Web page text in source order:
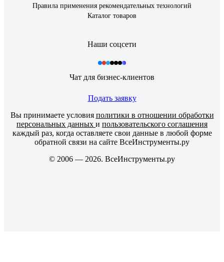
Правила применения рекомендательных технологий
Каталог товаров
Наши соцсети
Чат для бизнес-клиентов
Подать заявку
Вы принимаете условия политики в отношении обработки
персональных данных и пользовательского соглашения
каждый раз, когда оставляете свои данные в любой форме
обратной связи на сайте ВсеИнструменты.ру
© 2006 — 2026. ВсеИнструменты.ру